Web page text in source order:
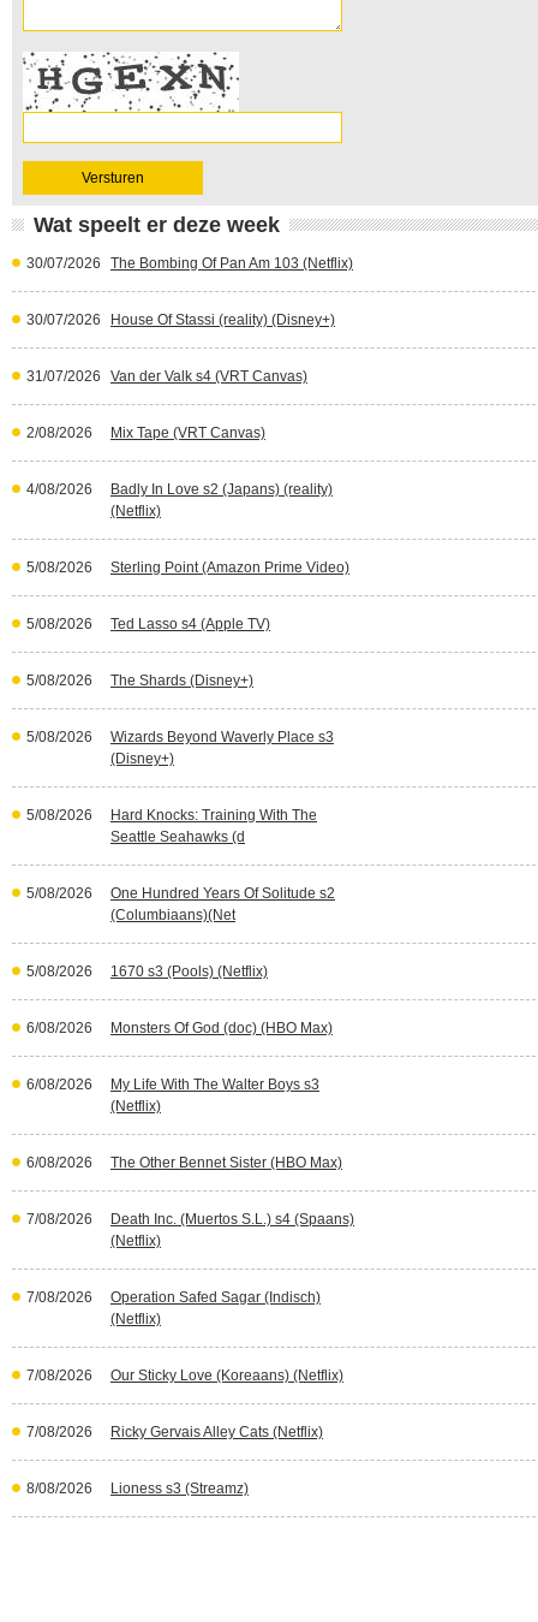
Wat speelt er deze week
30/07/2026 The Bombing Of Pan Am 103 (Netflix)
30/07/2026 House Of Stassi (reality) (Disney+)
31/07/2026 Van der Valk s4 (VRT Canvas)
2/08/2026 Mix Tape (VRT Canvas)
4/08/2026
Badly In Love s2 (Japans) (reality)
(Netflix)
5/08/2026 Sterling Point (Amazon Prime Video)
5/08/2026 Ted Lasso s4 (Apple TV)
5/08/2026 The Shards (Disney+)
5/08/2026
Wizards Beyond Waverly Place s3
(Disney+)
5/08/2026
Hard Knocks: Training With The
Seattle Seahawks (d
5/08/2026
One Hundred Years Of Solitude s2
(Columbiaans)(Net
5/08/2026 1670 s3 (Pools) (Netflix)
6/08/2026 Monsters Of God (doc) (HBO Max)
6/08/2026
My Life With The Walter Boys s3
(Netflix)
6/08/2026 The Other Bennet Sister (HBO Max)
7/08/2026
Death Inc. (Muertos S.L.) s4 (Spaans)
(Netflix)
7/08/2026
Operation Safed Sagar (Indisch)
(Netflix)
7/08/2026 Our Sticky Love (Koreaans) (Netflix)
7/08/2026 Ricky Gervais Alley Cats (Netflix)
8/08/2026 Lioness s3 (Streamz)